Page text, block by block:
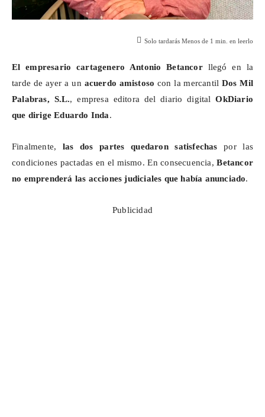
Solo tardarás Menos de 1 min. en leerlo
El empresario cartagenero Antonio Betancor llegó en la
tarde de ayer a un acuerdo amistoso con la mercantilDos Mil
Palabras, S.L., empresa editora del diario digitalOkDiario
que dirige Eduardo Inda.
Finalmente, las dos partes quedaron satisfechas por las
condiciones pactadas en el mismo. En consecuencia,Betancor
no emprenderá las acciones judiciales que había anunciado.
Publicidad